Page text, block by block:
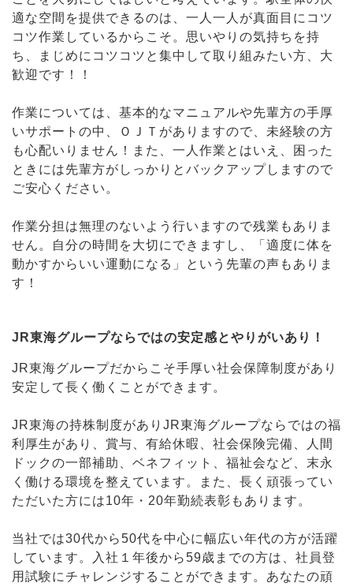
適な空間を提供できるのは、一人一人が真面目にコツ
コツ作業しているからこそ。思いやりの気持ちを持
ち、まじめにコツコツと集中して取り組みたい方、大
歓迎です！！
作業については、基本的なマニュアルや先輩方の手厚
いサポートの中、ＯＪＴがありますので、未経験の方
も心配いりません！また、一人作業とはいえ、困った
ときには先輩方がしっかりとバックアップしますので
ご安心ください。
作業分担は無理のないよう行いますので残業もありま
せん。自分の時間を大切にできますし、「適度に体を
動かすからいい運動になる」という先輩の声もありま
す！
JR東海グループならではの安定感とやりがいあり！
JR東海グループだからこそ手厚い社会保障制度があり
安定して長く働くことができます。
JR東海の持株制度がありJR東海グループならではの福
利厚生があり、賞与、有給休暇、社会保険完備、人間
ドックの一部補助、ベネフィット、福祉会など、末永
く働ける環境を整えています。また、長く頑張ってい
ただいた方には10年・20年勤続表彰もあります。
当社では30代から50代を中心に幅広い年代の方が活躍
しています。入社１年後から59歳までの方は、社員登
用試験にチャレンジすることができます。あなたの頑